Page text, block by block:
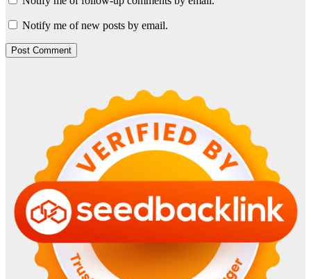
Notify me of new posts by email.